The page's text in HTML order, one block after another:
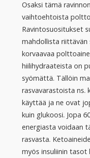
Osaksi tämä
vaihtoehtoista
Ravintosuositukset
mahdollista riittävän
korvaavaa
hiilihydraateista on
syömättä. Tällöin
rasvavarastoista ns.
käyttää ja ne ovat
kuin glukoosi. Jopa
energiasta voidaan
rasvasta.
myös insuliinin tasot